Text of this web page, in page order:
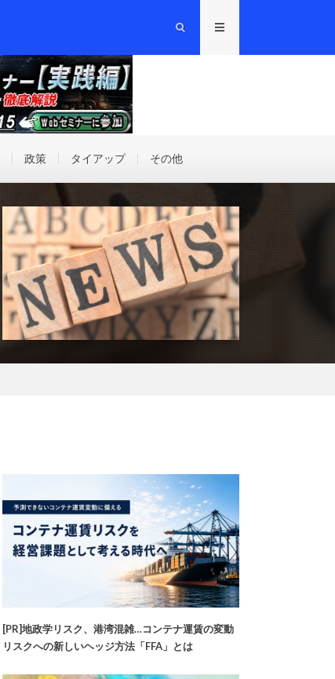
政策 タイアップ その他
[PR]地政学リスク、港湾混雑…コンテナ運賃の変動
リスクへの新しいヘッジ方法「FFA」とは